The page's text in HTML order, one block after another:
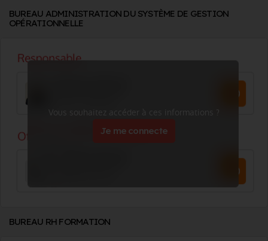
BUREAU ADMINISTRATION DU SYSTÈME DE GESTION
OPÉRATIONNELLE
Vous souhaitez accéder à ces informations ?
Je me connecte
BUREAU RH FORMATION